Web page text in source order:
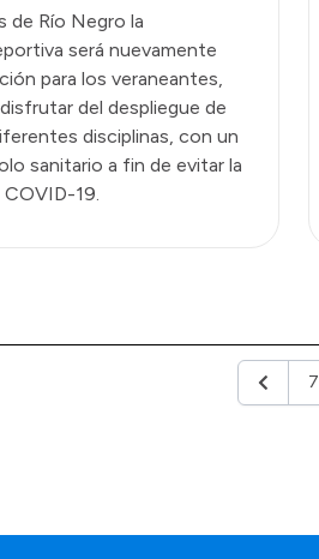
de Río Negro la
será nuevamente
para los veraneantes,
del despliegue de
disciplinas, con un
sanitario a fin de evitar la
19.
Anterior7